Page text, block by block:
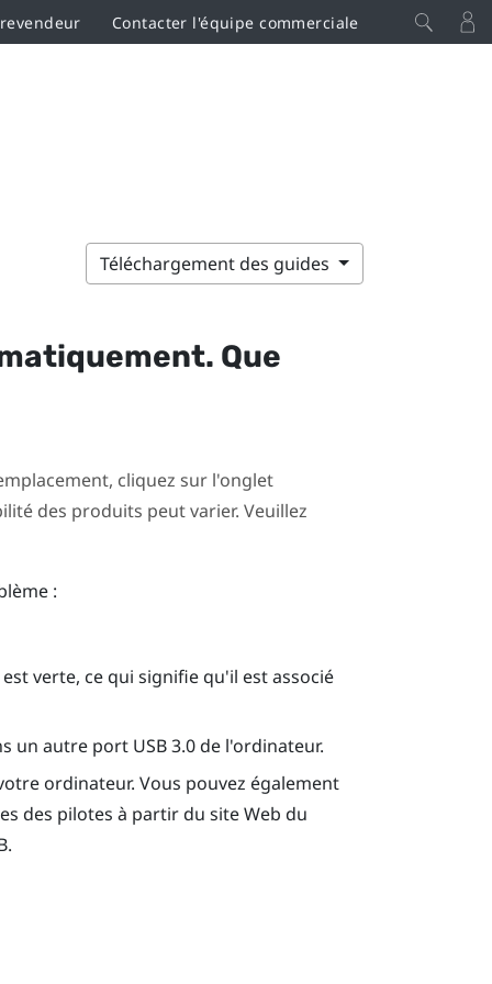
Contacter l'équipe commerciale
Téléchargement des guides
Que
cliquez sur l'onglet
des produits peut varier. Veuillez
:
verte, ce qui signifie qu'il est associé
un autre port USB 3.0 de l'ordinateur.
ordinateur. Vous pouvez également
des pilotes à partir du site Web du